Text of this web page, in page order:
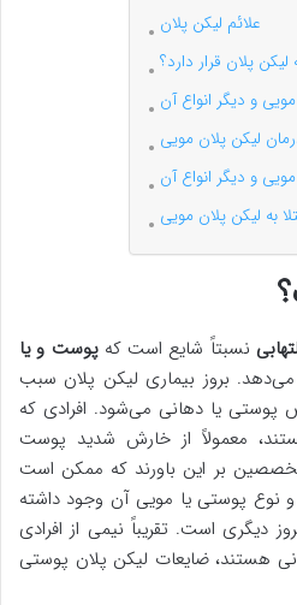
علائم لیکن پلان
پلان قرار دارد؟
و دیگر انواع آن
لیکن پلان مویی
و دیگر انواع آن
به لیکن پلان مویی
نسبتاً شایع است کهپوست و یا
می‌دهد. بروز بیماری لیکن پلان سبب
یا دهانی می‌شود. افرادی که
معمولاً از خارش شدید پوست
بر این باورند که ممکن است
نوع پوستی یا مویی آن وجود داشته
دیگری است. تقریباً نیمی از افرادی
هستند، ضایعات لیکن پلان پوستی